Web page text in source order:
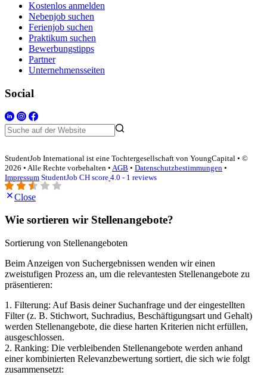
Kostenlos anmelden
Nebenjob suchen
Ferienjob suchen
Praktikum suchen
Bewerbungstipps
Partner
Unternehmensseiten
Social
StudentJob International ist eine Tochtergesellschaft von YoungCapital • ©
2026 • Alle Rechte vorbehalten • AGB • Datenschutzbestimmungen •
Impressum StudentJob CH score 4.0 - 1 reviews
Close
Wie sortieren wir Stellenangebote?
Sortierung von Stellenangeboten
Beim Anzeigen von Suchergebnissen wenden wir einen
zweistufigen Prozess an, um die relevantesten Stellenangebote zu
präsentieren:
1. Filterung: Auf Basis deiner Suchanfrage und der eingestellten
Filter (z. B. Stichwort, Suchradius, Beschäftigungsart und Gehalt)
werden Stellenangebote, die diese harten Kriterien nicht erfüllen,
ausgeschlossen.
2. Ranking: Die verbleibenden Stellenangebote werden anhand
einer kombinierten Relevanzbewertung sortiert, die sich wie folgt
zusammensetzt: